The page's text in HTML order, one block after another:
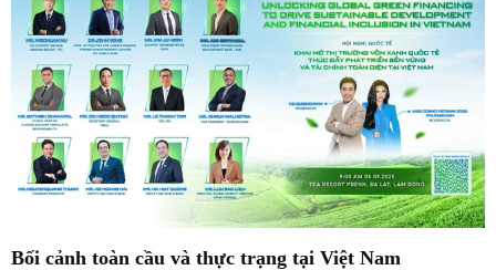
Bối cảnh toàn cầu và thực trạng tại Việt Nam